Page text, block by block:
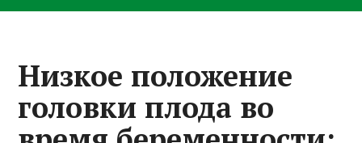
Низкое положение
головки плода во